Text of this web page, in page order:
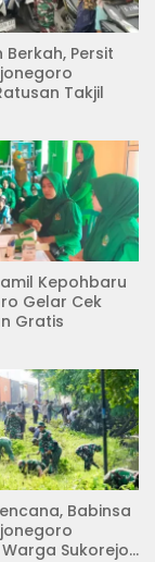
Berkah, Persit
Takjil
Kepohbaru
Gelar Cek
Gratis
Babinsa
Sukorejo